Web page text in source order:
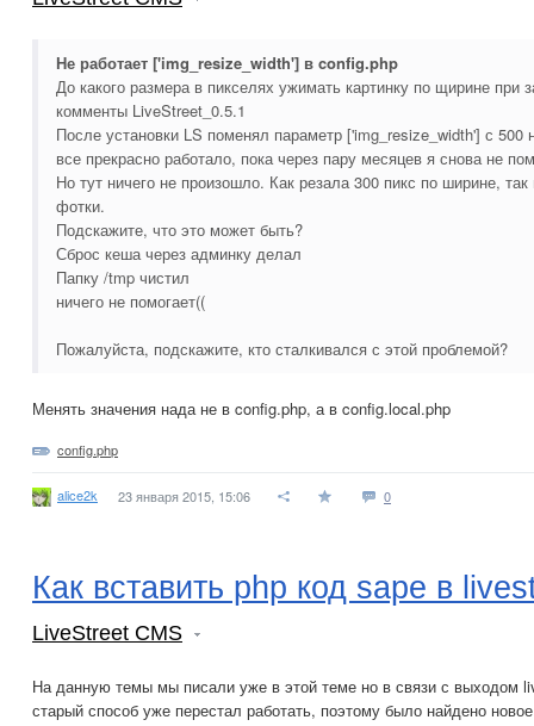
Не работает ['img_resize_width'] в config.php
До какого размера в пикселях ужимать картинку по щирине при
комменты LiveStreet_0.5.1
После установки LS поменял параметр ['img_resize_width'] с 500
все прекрасно работало, пока через пару месяцев я снова не
Но тут ничего не произошло. Как резала 300 пикс по ширине,
фотки.
Подскажите, что это может быть?
Сброс кеша через админку делал
Папку /tmp чистил
ничего не помогает((
Пожалуйста, подскажите, кто сталкивался с этой проблемой?
Менять значения нада не в config.php, а в config.local.php
config.php
alice2k 23 января 2015, 15:06 0
Как вставить php код sape в
LiveStreet CMS
На данную темы мы писали уже в этой теме но в связи с выходом
старый способ уже перестал работать, поэтому было найдено